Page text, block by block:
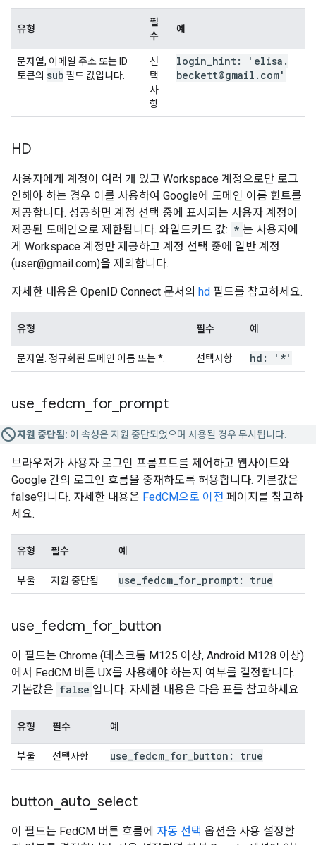
유형
필
수
예
문자열, 이메일 주소 또는 ID
토큰의 sub 필드 값입니다.
선
택
사
항
login hint: 'elisa .
beckett@gmail . com'
HD
사용자에게 계정이 여러 개 있고 Workspace 계정으로만 로그
인해야 하는 경우 이를 사용하여 Google에 도메인 이름 힌트를
제공합니다. 성공하면 계정 선택 중에 표시되는 사용자 계정이
제공된 도메인으로 제한됩니다. 와일드카드 값: * 는 사용자에
게 Workspace 계정만 제공하고 계정 선택 중에 일반 계정
(user@gmail.com)을 제외합니다.
자세한 내용은 OpenID Connect 문서의 hd 필드를 참고하세요.
유형 필수 예
문자열. 정규화된 도메인 이름 또는 *. 선택사항 hd: '*'
use fedcm for prompt
지원 중단됨: 이 속성은 지원 중단되었으며 사용될 경우 무시됩니다.
브라우저가 사용자 로그인 프롬프트를 제어하고 웹사이트와
Google 간의 로그인 흐름을 중재하도록 허용합니다. 기본값은
false입니다. 자세한 내용은 FedCM으로 이전 페이지를 참고하
세요.
유형 필수 예
부울 지원 중단됨 use fedcm for prompt: true
use fedcm for button
이 필드는 Chrome (데스크톱 M125 이상, Android M128 이상)
에서 FedCM 버튼 UX를 사용해야 하는지 여부를 결정합니다.
기본값은 false 입니다. 자세한 내용은 다음 표를 참고하세요.
유형 필수 예
부울 선택사항 use fedcm for button: true
button auto select
이 필드는 FedCM 버튼 흐름에 자동 선택 옵션을 사용 설정할